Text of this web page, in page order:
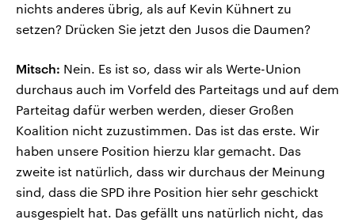
nichts anderes übrig, als auf Kevin Kühnert zu
setzen? Drücken Sie jetzt den Jusos die Daumen?
Mitsch: Nein. Es ist so, dass wir als Werte-Union
durchaus auch im Vorfeld des Parteitags und auf dem
Parteitag dafür werben werden, dieser Großen
Koalition nicht zuzustimmen. Das ist das erste. Wir
haben unsere Position hierzu klar gemacht. Das
zweite ist natürlich, dass wir durchaus der Meinung
sind, dass die SPD ihre Position hier sehr geschickt
ausgespielt hat. Das gefällt uns natürlich nicht, das